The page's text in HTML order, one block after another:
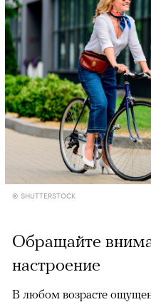
© SHUTTERSTOCK
Обращайте
настроение
В любом возрасте